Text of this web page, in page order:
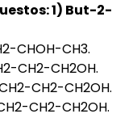
1) But-2-
CHOH-CH3.
CH2-CH2OH.
CH2-CH2OH.
CH2-CH2OH.